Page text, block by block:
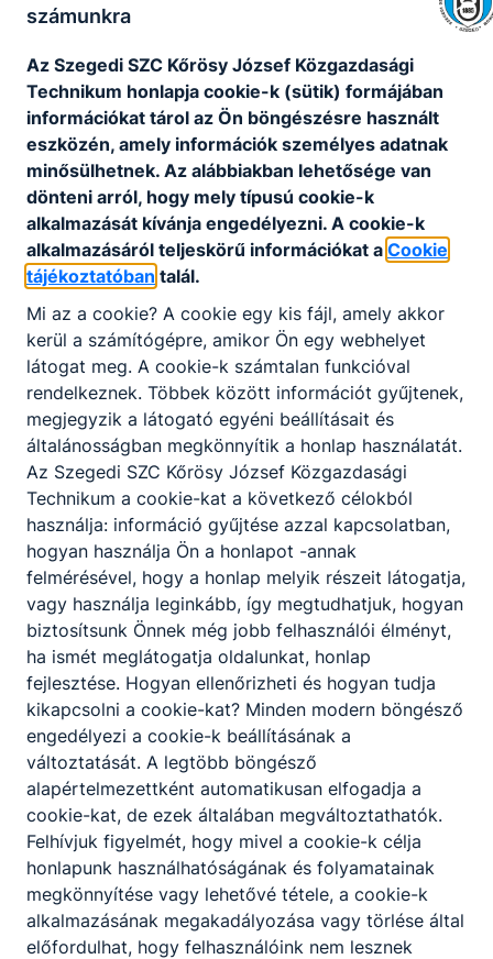
Kérjük, adja meg iskolája nevét, valamint a
kapcsolattartó személy nevét, telefonos és email
elérhetőségét! Válassza ki a korcsoportot, a
várható tanulólétszámot, a foglalkozás témáját, a
dátumot és az időpontot!
Köszönjük a jelentkezést!
Kollégánk hamarosan felveszi Önnel a
kapcsolatot.
penziranytu@korosy.huemail-címen lehet.
Diákfoglalkozások
Pénziránytű Bázisiskola Program fő célja, hogy a
pénzügyi nevelés modern eszköztárát minél több
diák számára elérhetővé tegye. A Pénziránytű
Alapítványtól hat intézmény nyerte el a
Pénziránytű Bázisiskola címet. Ezekben az
iskolákban Pénzügyi Tudás Otthona tantermek
kerültek kialakításra, melyekben interaktív
foglalkozások várják a pénzügyi tervezés és
korszerű pénzkezelés iránt érdeklődő
diákcsoportokat. A mindennapi pénzügyek
élményalapú oktatásához a Bázisiskola Program a
következő évekre is folyamatos támogatást
biztosít az intézményeknek.
Diákfoglalkozások leírása
Tanártovábbképzés leírása
számunkra
Az Szegedi SZC Kőrösy József Közgazdasági
Technikum honlapja cookie-k (sütik) formájában
információkat tárol az Ön böngészésre használt
eszközén, amely információk személyes adatnak
minősülhetnek. Az alábbiakban lehetősége van
dönteni arról, hogy mely típusú cookie-k
alkalmazását kívánja engedélyezni. A cookie-k
alkalmazásáról teljeskörű információkat a Cookie
tájékoztatóban talál.
Mi az a cookie? A cookie egy kis fájl, amely akkor
kerül a számítógépre, amikor Ön egy webhelyet
látogat meg. A cookie-k számtalan funkcióval
rendelkeznek. Többek között információt gyűjtenek,
megjegyzik a látogató egyéni beállításait és
általánosságban megkönnyítik a honlap használatát.
Az Szegedi SZC Kőrösy József Közgazdasági
Technikum a cookie-kat a következő célokból
használja: információ gyűjtése azzal kapcsolatban,
hogyan használja Ön a honlapot -annak
felmérésével, hogy a honlap melyik részeit látogatja,
vagy használja leginkább, így megtudhatjuk, hogyan
biztosítsunk Önnek még jobb felhasználói élményt,
ha ismét meglátogatja oldalunkat, honlap
fejlesztése. Hogyan ellenőrizheti és hogyan tudja
kikapcsolni a cookie-kat? Minden modern böngésző
engedélyezi a cookie-k beállításának a
változtatását. A legtöbb böngésző
alapértelmezettként automatikusan elfogadja a
cookie-kat, de ezek általában megváltoztathatók.
Felhívjuk figyelmét, hogy mivel a cookie-k célja
honlapunk használhatóságának és folyamatainak
megkönnyítése vagy lehetővé tétele, a cookie-k
alkalmazásának megakadályozása vagy törlése által
előfordulhat, hogy felhasználóink nem lesznek